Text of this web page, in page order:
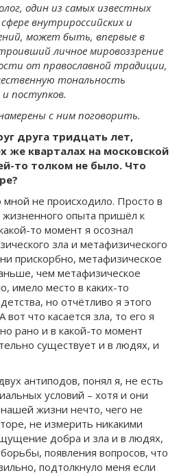
один из самых известных
внутрироссийских и
может быть, впервые в
личное мировоззрение
от православной традиции,
тональность
и поступков.
с ним поговорить.
друга тридцать лет,
же кварталах на московской
то толком не было. Что
мной не происходило. Просто в
жизненного опыта пришёл к
то момент я осознал
зла и метафизического
прискорбно, метафизическое
чем метафизическое
имело место в каких-то
но отчётливо я этого
что касается зла, то его я
рано и в какой-то момент
существует и в людях, и
антиподов, понял я, не есть
условий – хотя и они
жизни нечто, чего не
не измерить никакими
добра и зла и в людях,
появления вопросов, что
подтолкнуло меня если